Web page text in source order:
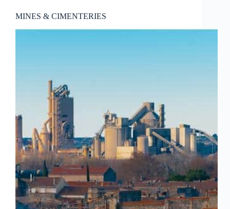
MINES & CIMENTERIES